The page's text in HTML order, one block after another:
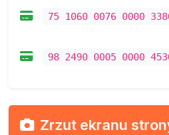
75 1060 0076 0000
98 2490 0005 0000
Zrzut ekranu